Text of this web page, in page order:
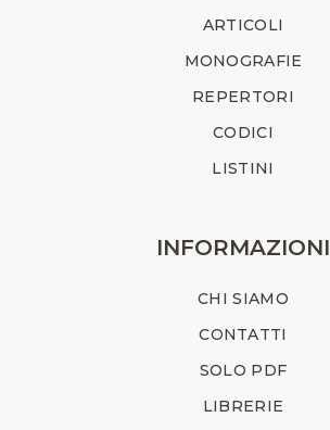
ARTICOLI
MONOGRAFIE
REPERTORI
CODICI
LISTINI
INFORMAZIONI
CHI SIAMO
CONTATTI
SOLO PDF
LIBRERIE